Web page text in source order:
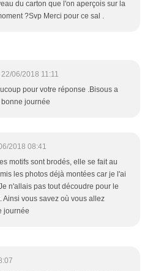
du carton que l'on aperçois sur la
?Svp Merci pour ce sal .
22/06/2018 11:11
pour votre réponse .Bisous a
journée
2018 08:41
motifs sont brodés, elle se fait au
les photos déjà montées car je l'ai
n'allais pas tout découdre pour le
Ainsi vous savez où vous allez
journée